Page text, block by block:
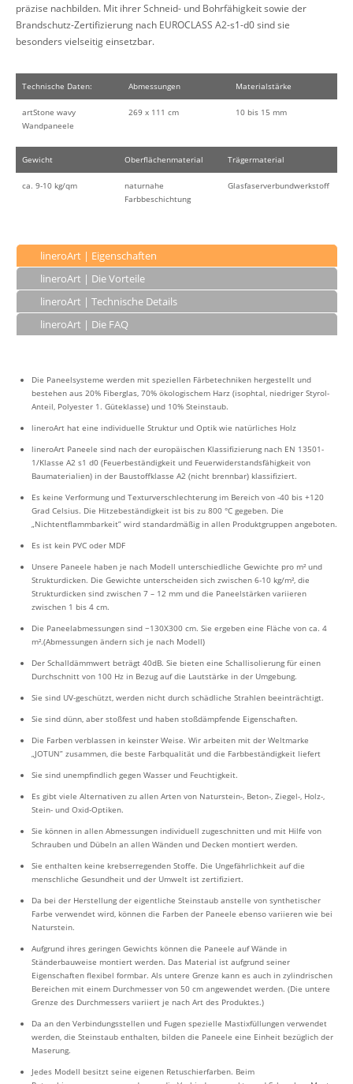
präzise nachbilden. Mit ihrer Schneid- und Bohrfähigkeit sowie der
Brandschutz-Zertifizierung nach EUROCLASS A2-s1-d0 sind sie
besonders vielseitig einsetzbar.
Technische Daten: Abmessungen Materialstärke
artStone wavy
Wandpaneele
269 x 111 cm 10 bis 15 mm
Gewicht Oberflächenmaterial Trägermaterial
ca. 9-10 kg/qm
naturnahe
Farbbeschichtung
Glasfaserverbundwerkstoff
lineroArt | Eigenschaften
lineroArt | Die Vorteile
lineroArt | Technische Details
lineroArt | Die FAQ
Die Paneelsysteme werden mit speziellen Färbetechniken hergestellt und
bestehen aus 20% Fiberglas, 70% ökologischem Harz (isophtal, niedriger Styrol-
Anteil, Polyester 1. Güteklasse) und 10% Steinstaub.
lineroArt hat eine individuelle Struktur und Optik wie natürliches Holz
lineroArt Paneele sind nach der europäischen Klassifizierung nach EN 13501-
1/Klasse A2 s1 d0 (Feuerbeständigkeit und Feuerwiderstandsfähigkeit von
Baumaterialien) in der Baustoffklasse A2 (nicht brennbar) klassifiziert.
Es keine Verformung und Texturverschlechterung im Bereich von -40 bis +120
Grad Celsius. Die Hitzebeständigkeit ist bis zu 800 °C gegeben. Die
„Nichtentflammbarkeit” wird standardmäßig in allen Produktgruppen angeboten.
Es ist kein PVC oder MDF
Unsere Paneele haben je nach Modell unterschiedliche Gewichte pro m² und
Strukturdicken. Die Gewichte unterscheiden sich zwischen 6-10 kg/m², die
Strukturdicken sind zwischen 7 – 12 mm und die Paneelstärken variieren
zwischen 1 bis 4 cm.
Die Paneelabmessungen sind ~130X300 cm. Sie ergeben eine Fläche von ca. 4
m².(Abmessungen ändern sich je nach Modell)
Der Schalldämmwert beträgt 40dB. Sie bieten eine Schallisolierung für einen
Durchschnitt von 100 Hz in Bezug auf die Lautstärke in der Umgebung.
Sie sind UV-geschützt, werden nicht durch schädliche Strahlen beeinträchtigt.
Sie sind dünn, aber stoßfest und haben stoßdämpfende Eigenschaften.
Die Farben verblassen in keinster Weise. Wir arbeiten mit der Weltmarke
„JOTUN” zusammen, die beste Farbqualität und die Farbbeständigkeit liefert
Sie sind unempfindlich gegen Wasser und Feuchtigkeit.
Es gibt viele Alternativen zu allen Arten von Naturstein-, Beton-, Ziegel-, Holz-,
Stein- und Oxid-Optiken.
Sie können in allen Abmessungen individuell zugeschnitten und mit Hilfe von
Schrauben und Dübeln an allen Wänden und Decken montiert werden.
Sie enthalten keine krebserregenden Stoffe. Die Ungefährlichkeit auf die
menschliche Gesundheit und der Umwelt ist zertifiziert.
Da bei der Herstellung der eigentliche Steinstaub anstelle von synthetischer
Farbe verwendet wird, können die Farben der Paneele ebenso variieren wie bei
Naturstein.
Aufgrund ihres geringen Gewichts können die Paneele auf Wände in
Ständerbauweise montiert werden. Das Material ist aufgrund seiner
Eigenschaften flexibel formbar. Als untere Grenze kann es auch in zylindrischen
Bereichen mit einem Durchmesser von 50 cm angewendet werden. (Die untere
Grenze des Durchmessers variiert je nach Art des Produktes.)
Da an den Verbindungsstellen und Fugen spezielle Mastixfüllungen verwendet
werden, die Steinstaub enthalten, bilden die Paneele eine Einheit bezüglich der
Maserung.
Jedes Modell besitzt seine eigenen Retuschierfarben. Beim